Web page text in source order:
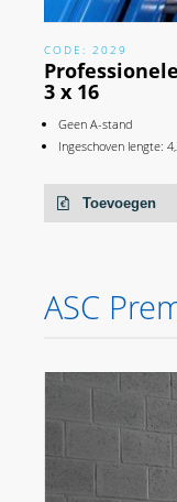
CODE: 2029
3 x 16
Geen A-stand
Ingeschoven lengte:
Toevoegen
ASC